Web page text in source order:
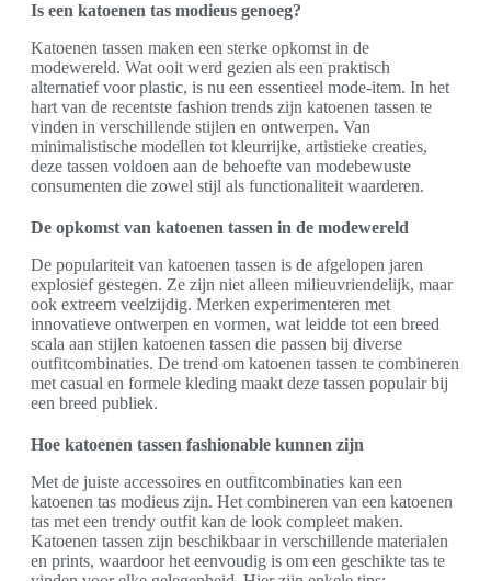
Is een katoenen tas modieus genoeg?
Katoenen tassen maken een sterke opkomst in de
modewereld. Wat ooit werd gezien als een praktisch
alternatief voor plastic, is nu een essentieel mode-item. In het
hart van de recentste fashion trends zijn katoenen tassen te
vinden in verschillende stijlen en ontwerpen. Van
minimalistische modellen tot kleurrijke, artistieke creaties,
deze tassen voldoen aan de behoefte van modebewuste
consumenten die zowel stijl als functionaliteit waarderen.
De opkomst van katoenen tassen in de modewereld
De populariteit van katoenen tassen is de afgelopen jaren
explosief gestegen. Ze zijn niet alleen milieuvriendelijk, maar
ook extreem veelzijdig. Merken experimenteren met
innovatieve ontwerpen en vormen, wat leidde tot een breed
scala aan stijlen katoenen tassen die passen bij diverse
outfitcombinaties. De trend om katoenen tassen te combineren
met casual en formele kleding maakt deze tassen populair bij
een breed publiek.
Hoe katoenen tassen fashionable kunnen zijn
Met de juiste accessoires en outfitcombinaties kan een
katoenen tas modieus zijn. Het combineren van een katoenen
tas met een trendy outfit kan de look compleet maken.
Katoenen tassen zijn beschikbaar in verschillende materialen
en prints, waardoor het eenvoudig is om een geschikte tas te